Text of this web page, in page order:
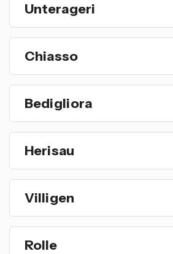
Unterageri
Chiasso
Bedigliora
Herisau
Villigen
Rolle